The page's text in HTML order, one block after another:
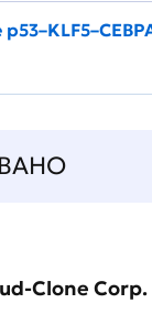
Clone Corp.